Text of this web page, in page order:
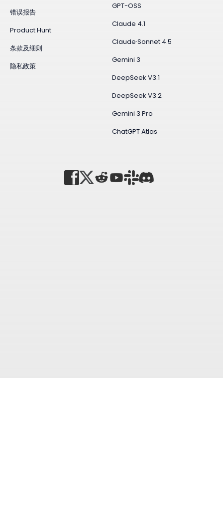
GPT-OSS
Claude 4.1
Claude·Sonnet 4.5
Gemini 3
DeepSeek V3.1
DeepSeek V3.2
Gemini 3 Pro
ChatGPT Atlas
错误报告
Product Hunt
条款及细则
隐私政策